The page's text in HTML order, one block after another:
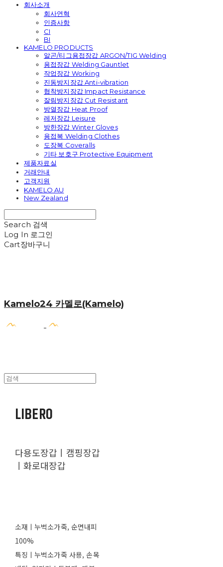
회사소개
회사연혁
인증사항
CI
BI
KAMELO PRODUCTS
알곤/티그용접장갑 ARGON/TIG Welding
용접장갑 Welding Gauntlet
작업장갑 Working
진동방지장갑 Anti-vibration
협착방지장갑 Impact Resistance
잘림방지장갑 Cut Resistant
방열장갑 Heat Proof
레저장갑 Leisure
방한장갑 Winter Gloves
용접복 Welding Clothes
도장복 Coveralls
기타 보호구 Protective Equipment
제품자료실
거래안내
고객지원
KAMELO AU
New Zealand
Search 검색
Log In 로그인
Cart장바구니
Kamelo24 카멜로(Kamelo)
LIBERO
다용도장갑ㅣ캠핑장갑
ㅣ화로대장갑
소재ㅣ누벅소가죽, 순면내피
100%
특징ㅣ누벅소가죽 사용, 손목